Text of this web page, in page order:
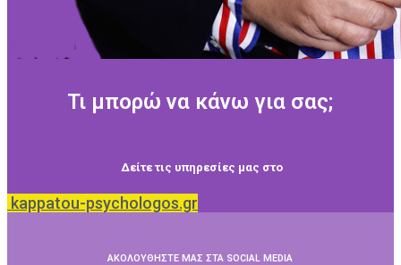
Τι μπορώ να κάνω για σας;
Δείτε τις υπηρεσίες μας στο
kappatou-psychologos.gr
ΑΚΟΛΟΥΘΗΣΤΕ ΜΑΣ ΣΤΑ SOCIAL MEDIA